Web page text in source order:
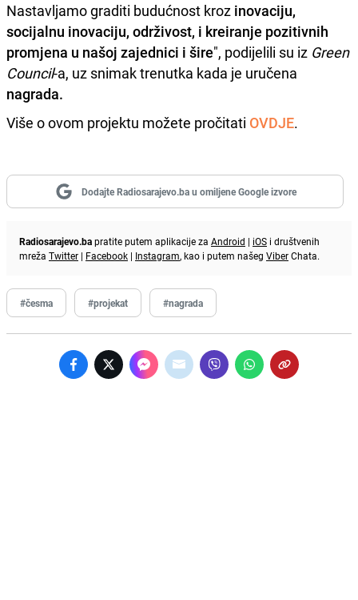
Nastavljamo graditi budućnost kroz inovaciju,
socijalnu inovaciju, održivost, i kreiranje pozitivnih
promjena u našoj zajednici i šire", podijelili su iz Green
Council-a, uz snimak trenutka kada je uručena
nagrada.
Više o ovom projektu možete pročitati OVDJE.
Dodajte Radiosarajevo.ba u omiljene Google izvore
Radiosarajevo.bapratite putem aplikacije za Android | iOS i društvenih
mreža Twitter | Facebook | Instagram, kao i putem našeg ViberChata.
#česma #projekat #nagrada